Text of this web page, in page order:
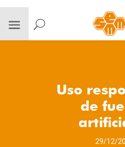
Uso
de
29/12/